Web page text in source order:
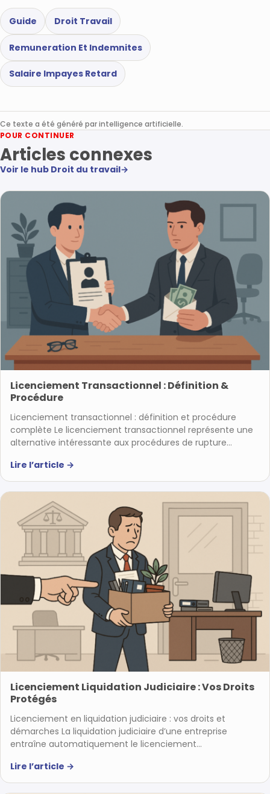
Guide Droit Travail
Remuneration Et Indemnites
Salaire Impayes Retard
Ce texte a été généré par intelligence artificielle.
POUR CONTINUER
Articles connexes
Voir le hub Droit du travail→
Licenciement Transactionnel : Définition &
Procédure
Licenciement transactionnel : définition et procédure
complète Le licenciement transactionnel représente une
alternative intéressante aux procédures de rupture…
Lire l’article →
Licenciement Liquidation Judiciaire : Vos Droits
Protégés
Licenciement en liquidation judiciaire : vos droits et
démarches La liquidation judiciaire d’une entreprise
entraîne automatiquement le licenciement…
Lire l’article →